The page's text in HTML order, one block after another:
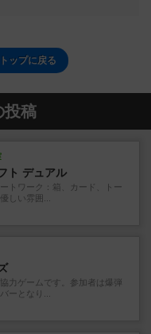
ップに戻る
投稿
ト デュアル
トワーク：箱、カード、トー
しい雰囲...
力ゲームです。参加者は爆弾
ーとなり...